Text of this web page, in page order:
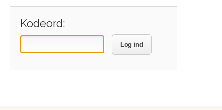
Kodeord:
Log ind